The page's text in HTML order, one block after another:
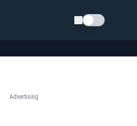
Schimba tema
Advertising